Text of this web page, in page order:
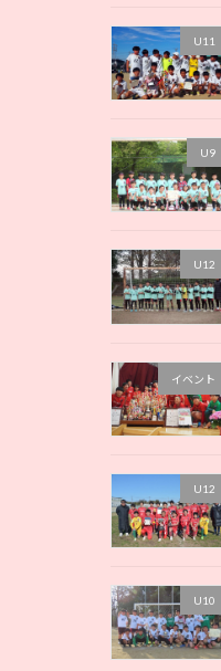
U11
U9
U12
イベント
U12
U10